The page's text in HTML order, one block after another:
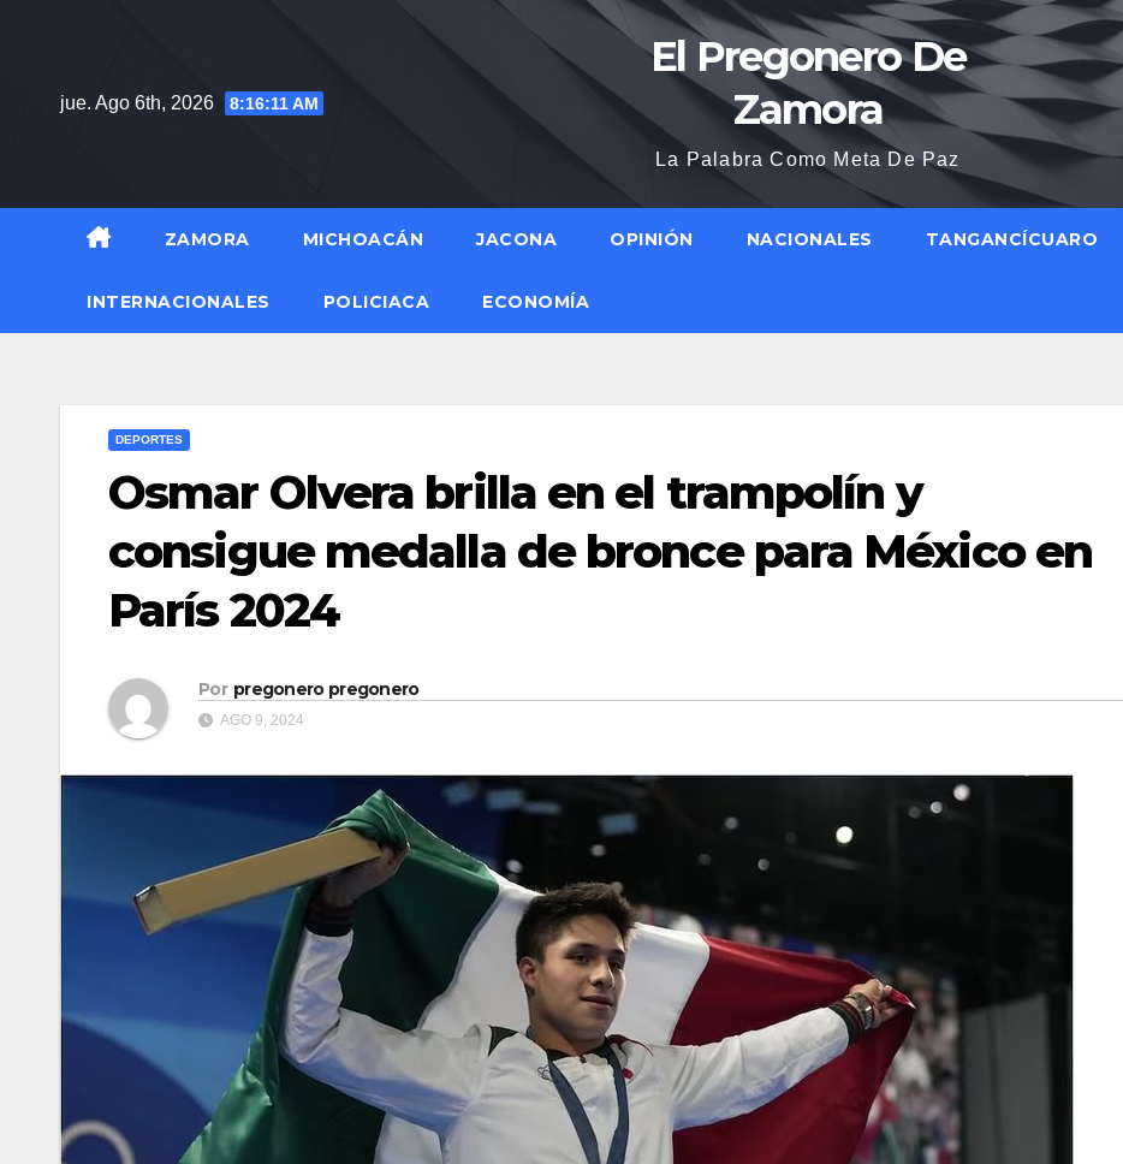
jue. Ago 6th, 2026 8:16:12 AM
El Pregonero De
Zamora
La Palabra Como Meta De Paz
ZAMORA MICHOACÁN JACONA OPINIÓN NACIONALES TANGANCÍCUARO
INTERNACIONALES POLICIACA ECONOMÍA
DEPORTES
Osmar Olvera brilla en el trampolín y
consigue medalla de bronce para México en
París 2024
Por pregonero pregonero
AGO 9, 2024